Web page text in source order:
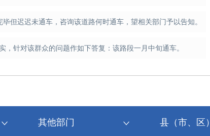
但迟迟未通车，咨询该道路何时通车，望相关部门予以告知。
针对该群众的问题作如下答复：该路段一月中旬通车。
其他部门 县（市、区）